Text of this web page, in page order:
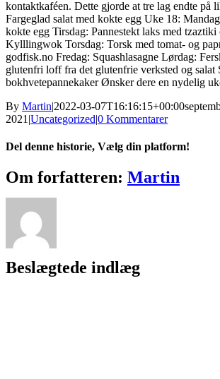
kontaktkaféen. Dette gjorde at tre lag endte på
Fargeglad salat med kokte egg Uke 18:
kokte egg Tirsdag: Pannestekt laks med tzaztiki
Kylllingwok Torsdag: Torsk med tomat- og
godfisk.no Fredag: Squashlasagne Lørdag:
glutenfri loff fra det glutenfrie verksted og salat
bokhvetepannekaker Ønsker dere en nydelig
By Martin|2022-03-07T16:16:15+00:00
2021 |Uncategorized|0 Kommentarer
Del denne historie, Vælg din platform!
Facebook
X
Reddit
LinkedIn
WhatsApp
Tumblr
Pinterest
Vk
Xing
E-
mail
Om forfatteren: Martin
Beslægtede indlæg